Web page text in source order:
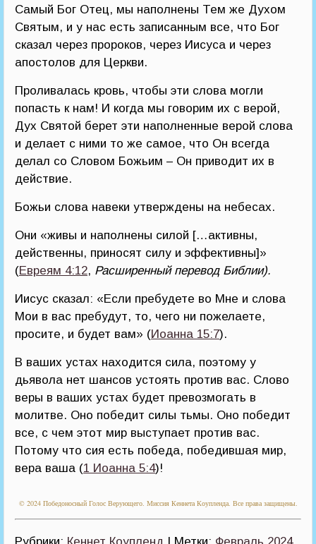
Самый Бог Отец, мы наполнены Тем же Духом
Святым, и у нас есть записанным все, что Бог
сказал через пророков, через Иисуса и через
апостолов для Церкви.
Проливалась кровь, чтобы эти слова могли
попасть к нам! И когда мы говорим их с верой,
Дух Святой берет эти наполненные верой слова
и делает с ними то же самое, что Он всегда
делал со Словом Божьим – Он приводит их в
действие.
Божьи слова навеки утверждены на небесах.
Они «живы и наполнены силой […активны,
действенны, приносят силу и эффективны]»
(Евреям 4:12, Расширенный перевод Библии).
Иисус сказал: «Если пребудете во Мне и слова
Мои в вас пребудут, то, чего ни пожелаете,
просите, и будет вам» (Иоанна 15:7).
В ваших устах находится сила, поэтому у
дьявола нет шансов устоять против вас. Слово
веры в ваших устах будет превозмогать в
молитве. Оно победит силы тьмы. Оно победит
все, с чем этот мир выступает против вас.
Потому что сия есть победа, победившая мир,
вера ваша (1 Иоанна 5:4)!
© 2024 Победоносный Голос Верующего. Миссия Кеннета Коупленда. Все права защищены.